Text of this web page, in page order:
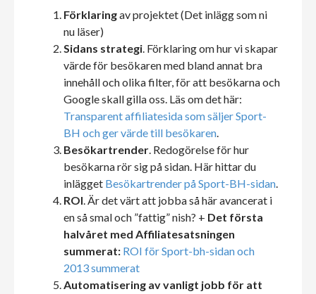
Förklaringav projektet (Det inlägg som ni
nu läser)
Sidans strategi. Förklaring om hur vi skapar
värde för besökaren med bland annat bra
innehåll och olika filter, för att besökarna och
Google skall gilla oss. Läs om det här:
Transparent affiliatesida som säljer Sport-
BH och ger värde till besökaren.
Besökartrender. Redogörelse för hur
besökarna rör sig på sidan. Här hittar du
inlägget Besökartrender på Sport-BH-sidan.
ROI. Är det värt att jobba så här avancerat i
en så smal och ”fattig” nish? + Det första
halvåret med Affiliatesatsningen
summerat: ROI för Sport-bh-sidan och
2013 summerat
Automatisering av vanligt jobb för att